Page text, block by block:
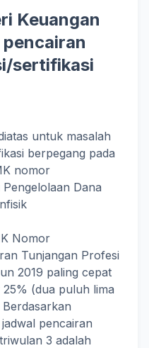
Keuangan
sertifikasi
untuk masalah
berpegang pada
nomor
Dana
Nomor
Tunjangan Profesi
2019 paling cepat
(dua puluh lima
pencairan
3 adalah